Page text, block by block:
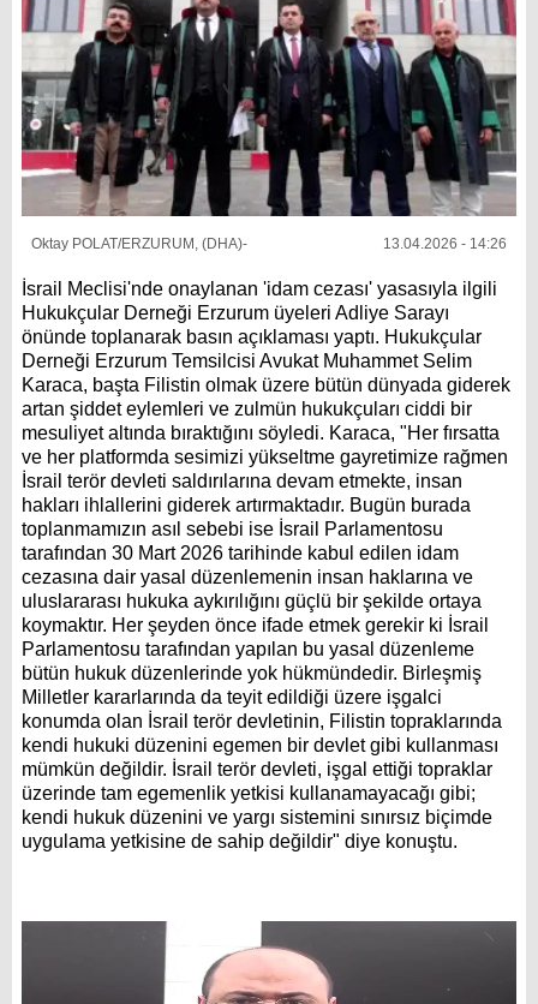
13.04.2026 - 14:26
Oktay POLAT/ERZURUM, (DHA)-
İsrail Meclisi'nde onaylanan 'idam cezası' yasasıyla ilgili
Hukukçular Derneği Erzurum üyeleri Adliye Sarayı
önünde toplanarak basın açıklaması yaptı. Hukukçular
Derneği Erzurum Temsilcisi Avukat Muhammet Selim
Karaca, başta Filistin olmak üzere bütün dünyada giderek
artan şiddet eylemleri ve zulmün hukukçuları ciddi bir
mesuliyet altında bıraktığını söyledi. Karaca, "Her fırsatta
ve her platformda sesimizi yükseltme gayretimize rağmen
İsrail terör devleti saldırılarına devam etmekte, insan
hakları ihlallerini giderek artırmaktadır. Bugün burada
toplanmamızın asıl sebebi ise İsrail Parlamentosu
tarafından 30 Mart 2026 tarihinde kabul edilen idam
cezasına dair yasal düzenlemenin insan haklarına ve
uluslararası hukuka aykırılığını güçlü bir şekilde ortaya
koymaktır. Her şeyden önce ifade etmek gerekir ki İsrail
Parlamentosu tarafından yapılan bu yasal düzenleme
bütün hukuk düzenlerinde yok hükmündedir. Birleşmiş
Milletler kararlarında da teyit edildiği üzere işgalci
konumda olan İsrail terör devletinin, Filistin topraklarında
kendi hukuki düzenini egemen bir devlet gibi kullanması
mümkün değildir. İsrail terör devleti, işgal ettiği topraklar
üzerinde tam egemenlik yetkisi kullanamayacağı gibi;
kendi hukuk düzenini ve yargı sistemini sınırsız biçimde
uygulama yetkisine de sahip değildir" diye konuştu.